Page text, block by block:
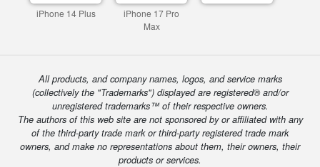
iPhone 14 Plus
iPhone 17 Pro
Max
All products, and company names, logos, and service marks
(collectively the "Trademarks") displayed are registered® and/or
unregistered trademarks™ of their respective owners.
The authors of this web site are not sponsored by or affiliated with any
of the third-party trade mark or third-party registered trade mark
owners, and make no representations about them, their owners, their
products or services.